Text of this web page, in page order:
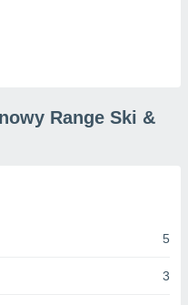
Range Ski &
5
3